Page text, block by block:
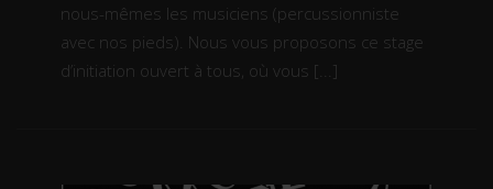
nous-mêmes les musiciens (percussionniste
avec nos pieds). Nous vous proposons ce stage
d’initiation ouvert à tous, où vous [...]